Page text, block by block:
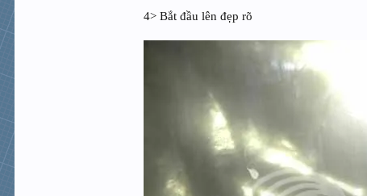
4> Bắt đầu lên đẹp rõ